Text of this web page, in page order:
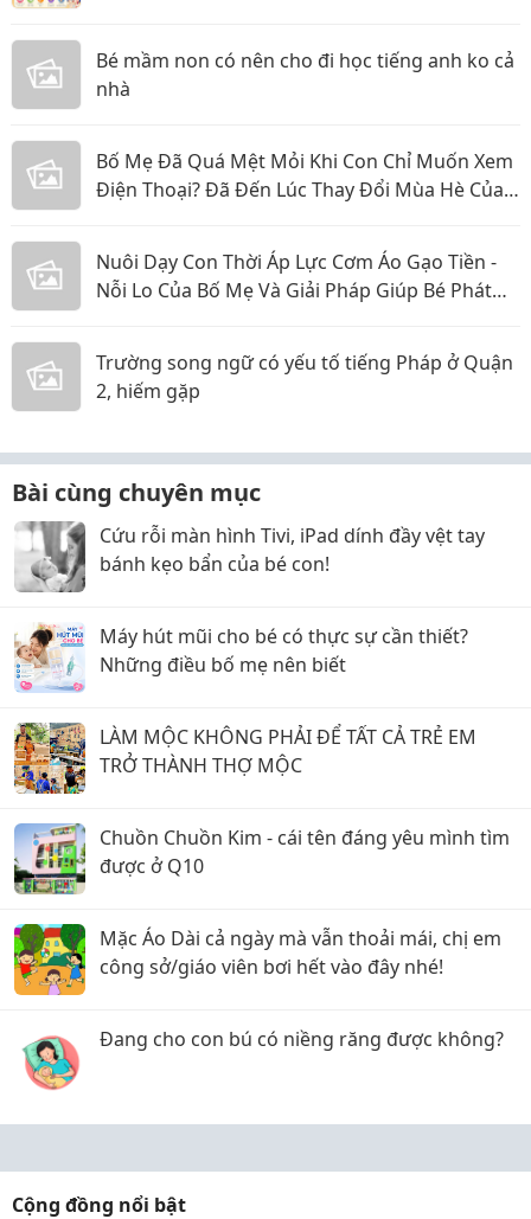
Bé mầm non có nên cho đi học tiếng anh ko cả
nhà
Bố Mẹ Đã Quá Mệt Mỏi Khi Con Chỉ Muốn Xem
Điện Thoại? Đã Đến Lúc Thay Đổi Mùa Hè Của
Nuôi Dạy Con Thời Áp Lực Cơm Áo Gạo Tiền -
Nỗi Lo Của Bố Mẹ Và Giải Pháp Giúp Bé Phát
Trường song ngữ có yếu tố tiếng Pháp ở Quận
2, hiếm gặp
Bài cùng chuyên mục
Cứu rỗi màn hình Tivi, iPad dính đầy vệt tay
bánh kẹo bẩn của bé con!
Máy hút mũi cho bé có thực sự cần thiết?
Những điều bố mẹ nên biết
LÀM MỘC KHÔNG PHẢI ĐỂ TẤT CẢ TRẺ EM
TRỞ THÀNH THỢ MỘC
Chuồn Chuồn Kim - cái tên đáng yêu mình tìm
được ở Q10
Mặc Áo Dài cả ngày mà vẫn thoải mái, chị em
công sở/giáo viên bơi hết vào đây nhé!
Đang cho con bú có niềng răng được không?
Cộng đồng nổi bật